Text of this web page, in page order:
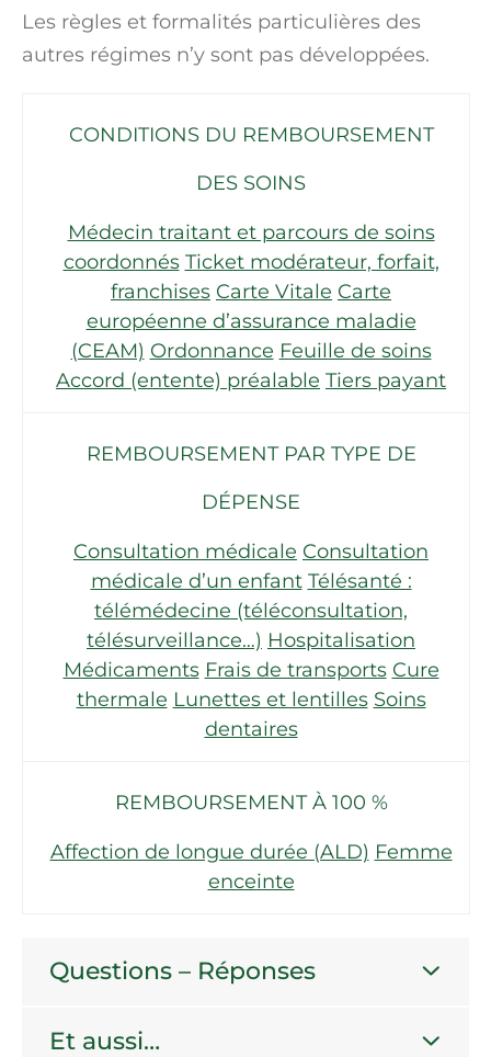
Les règles et formalités particulières des
autres régimes n’y sont pas développées.
CONDITIONS DU REMBOURSEMENT
DES SOINS
Médecin traitant et parcours de soins
coordonnés Ticket modérateur, forfait,
franchises Carte Vitale Carte
européenne d’assurance maladie
(CEAM) Ordonnance Feuille de soins
Accord (entente) préalable Tiers payant
REMBOURSEMENT PAR TYPE DE
DÉPENSE
Consultation médicale Consultation
médicale d’un enfant Télésanté :
télémédecine (téléconsultation,
télésurveillance…) Hospitalisation
Médicaments Frais de transports Cure
thermale Lunettes et lentilles Soins
dentaires
REMBOURSEMENT À 100 %
Affection de longue durée (ALD) Femme
enceinte
Questions – Réponses
Et aussi…